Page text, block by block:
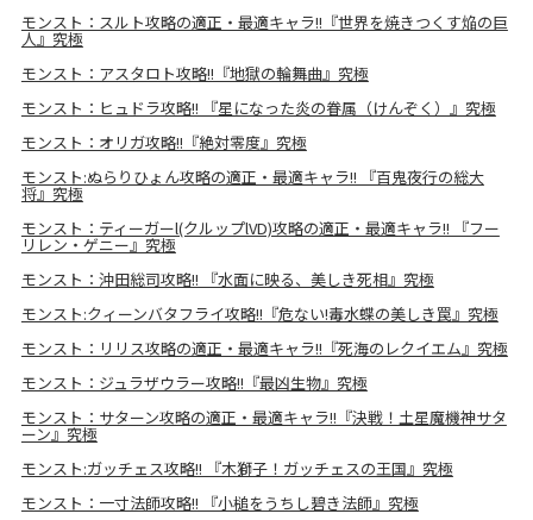
モンスト：スルト攻略の適正・最適キャラ!!『世界を焼きつくす焔の巨
人』究極
モンスト：アスタロト攻略!!『地獄の輪舞曲』究極
モンスト：ヒュドラ攻略!! 『星になった炎の眷属（けんぞく）』究極
モンスト：オリガ攻略!!『絶対零度』究極
モンスト:ぬらりひょん攻略の適正・最適キャラ!! 『百鬼夜行の総大
将』究極
モンスト：ティーガーl(クルップlVD)攻略の適正・最適キャラ!! 『フー
リレン・ゲニー』究極
モンスト：沖田総司攻略!! 『水面に映る、美しき死相』究極
モンスト:クィーンバタフライ攻略!!『危ない!毒水蝶の美しき罠』究極
モンスト：リリス攻略の適正・最適キャラ!!『死海のレクイエム』究極
モンスト：ジュラザウラー攻略!!『最凶生物』究極
モンスト：サターン攻略の適正・最適キャラ!!『決戦！土星魔機神サタ
ーン』究極
モンスト:ガッチェス攻略!! 『木獅子！ガッチェスの王国』究極
モンスト：一寸法師攻略!! 『小槌をうちし碧き法師』究極